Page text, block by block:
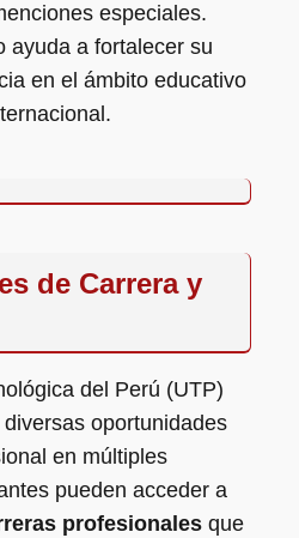
especiales.
ayuda a fortalecer su
en el ámbito educativo
de Carrera y
del Perú (UTP)
oportunidades
en múltiples
pueden acceder a
profesionales que